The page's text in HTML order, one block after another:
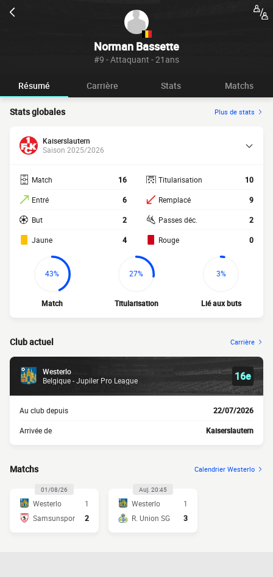
Norman Bassette
#9 - Attaquant - 21ans
Résumé Carrière Stats Matchs
Stats globales Plus de stats
Kaiserslautern
Saison 2025/2026
Match 16
Entré 6
But 2
Jaune 4
Titularisation 10
Remplacé 9
Passes déc. 2
Rouge 0
43%
Match
27%
Titularisation
3%
Lié aux buts
Club actuel Carrière
Westerlo
Belgique - Jupiler Pro League
16e
Au club depuis 22/07/2026
Arrivée de Kaiserslautern
Matchs Calendrier Westerlo
01/08/26
Westerlo
1
Samsunspor
2
Auj. 20:45
Westerlo
1
R. Union SG
3